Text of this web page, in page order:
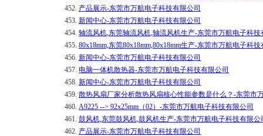
452. 产品展示-东莞市万航电子科技有限公司
453. 新闻中心-东莞市万航电子科技有限公司
454. 轴流风机,东莞轴流风机,轴流风机生产-东莞市万航电子科技
455. 80x18mm,东莞80x18mm,80x18mm生产-东莞市万航电子科
456. 新闻中心-东莞市万航电子科技有限公司
457. 电脑一体机散热器-东莞市万航电子科技有限公司
458. 新闻中心-东莞市万航电子科技有限公司
459. 散热风扇厂家分析散热风扇核心性能参数是什么？-东莞市
460. A9225 --> 92x25mm（02）-东莞市万航电子科技有限公司
461. 鼓风机,东莞鼓风机,鼓风机生产-东莞市万航电子科技有限公
462. 产品展示-东莞市万航电子科技有限公司